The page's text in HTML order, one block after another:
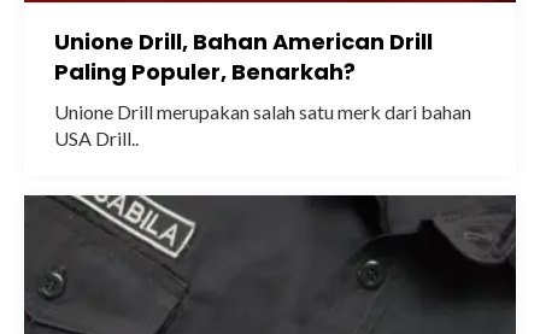
Unione Drill, Bahan American Drill
Paling Populer, Benarkah?
Unione Drill merupakan salah satu merk dari bahan
USA Drill..